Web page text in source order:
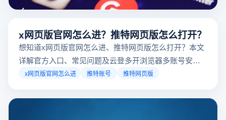
台，并结合云登多开浏览器的功能，详解如何安全高效运营。
x网页版官网怎么进？推特网页版怎么打开？
想知道x网页版官网怎么进、推特网页版怎么打开？本文
详解官方入口、常见问题及云登多开浏览器多账号安全
访问方案，助你稳定登录高效运营。
x网页版官网怎么进 推特账号 推特网页版